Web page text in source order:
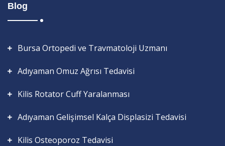
Blog
Bursa Ortopedi ve Travmatoloji Uzmanı
Adıyaman Omuz Ağrısı Tedavisi
Kilis Rotator Cuff Yaralanması
Adıyaman Gelişimsel Kalça Displasizi Tedavisi
Kilis Osteoporoz Tedavisi